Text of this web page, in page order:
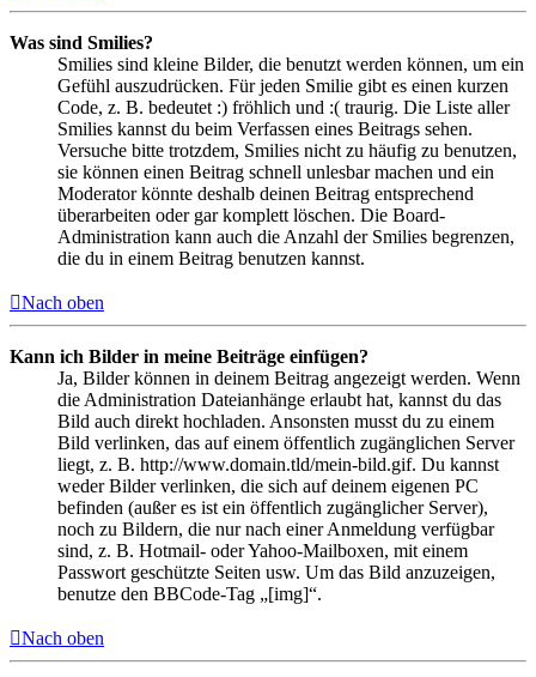
Was sind Smilies?
Smilies sind kleine Bilder, die benutzt werden können, um ein
Gefühl auszudrücken. Für jeden Smilie gibt es einen kurzen
Code, z. B. bedeutet :) fröhlich und :( traurig. Die Liste aller
Smilies kannst du beim Verfassen eines Beitrags sehen.
Versuche bitte trotzdem, Smilies nicht zu häufig zu benutzen,
sie können einen Beitrag schnell unlesbar machen und ein
Moderator könnte deshalb deinen Beitrag entsprechend
überarbeiten oder gar komplett löschen. Die Board-
Administration kann auch die Anzahl der Smilies begrenzen,
die du in einem Beitrag benutzen kannst.
Nach oben
Kann ich Bilder in meine Beiträge einfügen?
Ja, Bilder können in deinem Beitrag angezeigt werden. Wenn
die Administration Dateianhänge erlaubt hat, kannst du das
Bild auch direkt hochladen. Ansonsten musst du zu einem
Bild verlinken, das auf einem öffentlich zugänglichen Server
liegt, z. B. http://www.domain.tld/mein-bild.gif. Du kannst
weder Bilder verlinken, die sich auf deinem eigenen PC
befinden (außer es ist ein öffentlich zugänglicher Server),
noch zu Bildern, die nur nach einer Anmeldung verfügbar
sind, z. B. Hotmail- oder Yahoo-Mailboxen, mit einem
Passwort geschützte Seiten usw. Um das Bild anzuzeigen,
benutze den BBCode-Tag „[img]“.
Nach oben